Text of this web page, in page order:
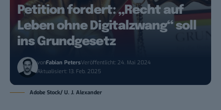
Petition fordert: „Recht auf
Leben ohne Digitalzwang“ soll
ins Grundgesetz
vonFabian PetersVeröffentlicht: 24. Mai 2024
Aktualisiert: 13. Feb. 2025
Adobe Stock/ U. J. Alexander